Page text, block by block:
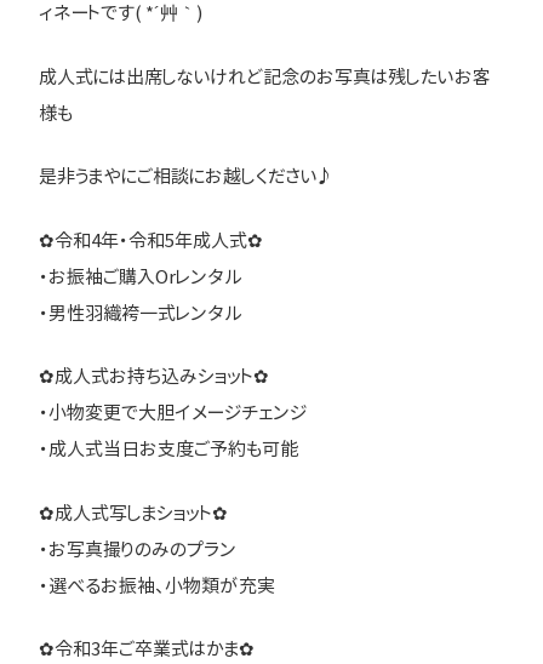
ィネートです( *´艸｀)
成人式には出席しないけれど記念のお写真は残したいお客
様も
是非うまやにご相談にお越しください♪
✿令和4年・令和5年成人式✿
・お振袖ご購入Orレンタル
・男性羽織袴一式レンタル
✿成人式お持ち込みショット✿
・小物変更で大胆イメージチェンジ
・成人式当日お支度ご予約も可能
✿成人式写しまショット✿
・お写真撮りのみのプラン
・選べるお振袖、小物類が充実
✿令和3年ご卒業式はかま✿